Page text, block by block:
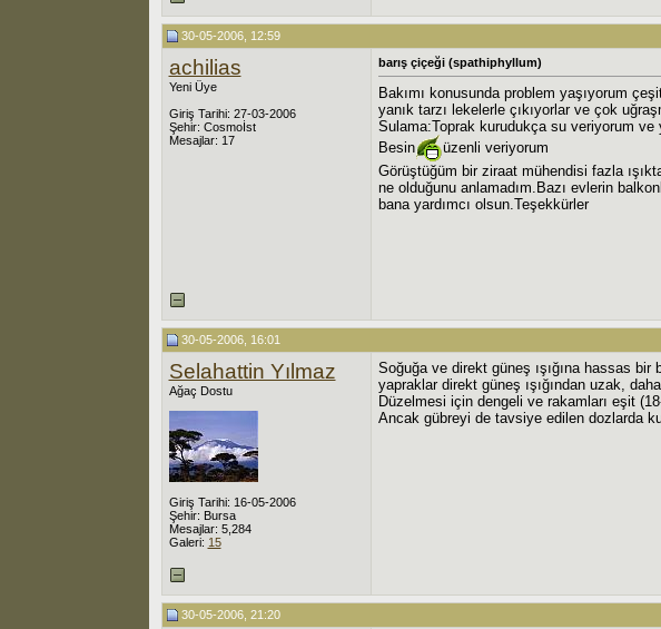
30-05-2006, 12:59
achilias
Yeni Üye
Giriş Tarihi: 27-03-2006
Şehir: Cosmoİst
Mesajlar: 17
barış çiçeği (spathiphyllum)
Bakımı konusunda problem yaşıyorum
yanık tarzı lekelerle çıkıyorlar ve çok
Sulama:Toprak kurudukça su veriyorum ve
Besin
üzenli veriyorum
Görüştüğüm bir ziraat mühendisi fazla
ne olduğunu anlamadım.Bazı evlerin
bana yardımcı olsun.Teşekkürler
30-05-2006, 16:01
Selahattin Yılmaz
Ağaç Dostu
Giriş Tarihi: 16-05-2006
Şehir: Bursa
Mesajlar: 5,284
Galeri: 15
Soğuğa ve direkt güneş ışığına hassas
yapraklar direkt güneş ışığından uzak,
Düzelmesi için dengeli ve rakamları eşit
Ancak gübreyi de tavsiye edilen dozlarda
30-05-2006, 21:20